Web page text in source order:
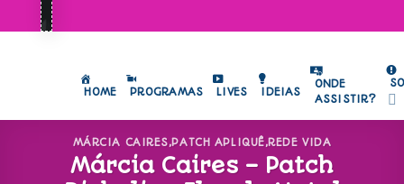
HOME PROGRAMAS LIVES IDEIAS
ONDE
ASSISTIR?
MÁRCIA CAIRES,PATCH APLIQUÊ,REDE VIDA
Márcia Caires – Patch